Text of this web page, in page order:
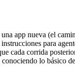
app nueva (el
para
cada corrida
lo básico